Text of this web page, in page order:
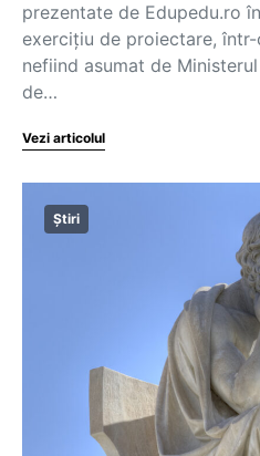
prezentate de Edupedu.ro
exercițiu de proiectare,
nefiind asumat de
de…
Vezi articolul
Știri